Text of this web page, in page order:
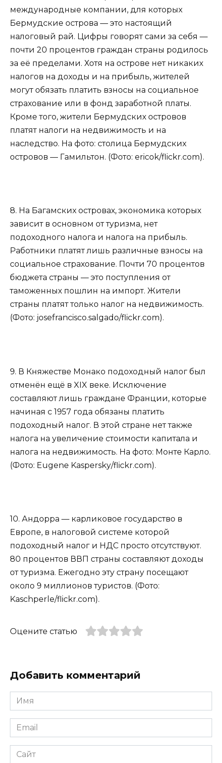
международные компании, для которых
Бермудские острова — это настоящий
налоговый рай. Цифры говорят сами за себя —
почти 20 процентов граждан страны родилось
за её пределами. Хотя на острове нет никаких
налогов на доходы и на прибыль, жителей
могут обязать платить взносы на социальное
страхование или в фонд заработной платы.
Кроме того, жители Бермудских островов
платят налоги на недвижимость и на
наследство. На фото: столица Бермудских
островов — Гамильтон. (Фото: ericok/flickr.com).
8. На Багамских островах, экономика которых
зависит в основном от туризма, нет
подоходного налога и налога на прибыль.
Работники платят лишь различные взносы на
социальное страхование. Почти 70 процентов
бюджета страны — это поступления от
таможенных пошлин на импорт. Жители
страны платят только налог на недвижимость.
(Фото: josefrancisco.salgado/flickr.com).
9. В Княжестве Монако подоходный налог был
отменён ещё в XIX веке. Исключение
составляют лишь граждане Франции, которые
начиная с 1957 года обязаны платить
подоходный налог. В этой стране нет также
налога на увеличение стоимости капитала и
налога на недвижимость. На фото: Монте Карло.
(Фото: Eugene Kaspersky/flickr.com).
10. Андорра — карликовое государство в
Европе, в налоговой системе которой
подоходный налог и НДС просто отсутствуют.
80 процентов ВВП страны составляют доходы
от туризма. Ежегодно эту страну посещают
около 9 миллионов туристов. (Фото:
Kaschperle/flickr.com).
Оцените статью
Добавить комментарий
Имя
*
Email
*
Сайт